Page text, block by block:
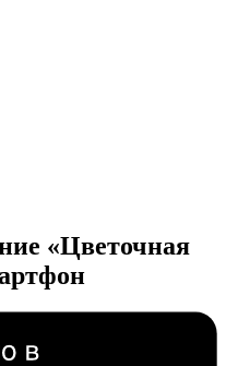
«Цветочная